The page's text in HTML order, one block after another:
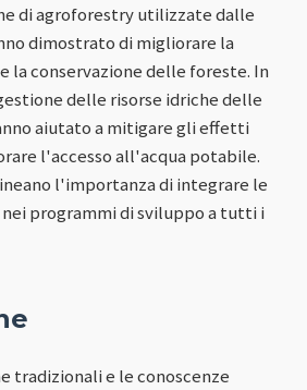
di agroforestry utilizzate dalle
dimostrato di migliorare la
la conservazione delle foreste. In
delle risorse idriche delle
aiutato a mitigare gli effetti
l'accesso all'acqua potabile.
l'importanza di integrare le
programmi di sviluppo a tutti i
tradizionali e le conoscenze